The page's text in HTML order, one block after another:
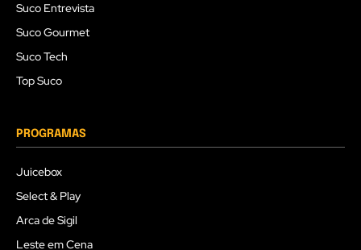
Suco Entrevista
Suco Gourmet
Suco Tech
Top Suco
PROGRAMAS
Juicebox
Select & Play
Arca de Sigil
Leste em Cena